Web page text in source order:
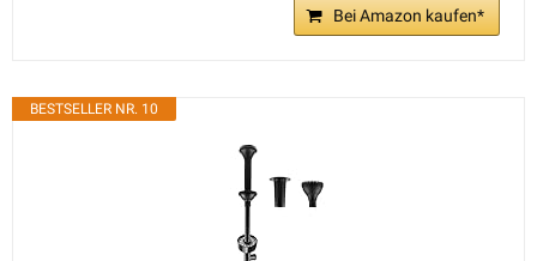
Bei Amazon kaufen*
BESTSELLER NR. 10